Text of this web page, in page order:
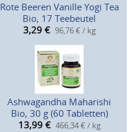
Rote Beeren Vanille Yogi Tea
Bio, 17 Teebeutel
3,29 € 96,76 € / kg
Ashwagandha Maharishi
Bio, 30 g (60 Tabletten)
13,99 € 466,34 € / kg